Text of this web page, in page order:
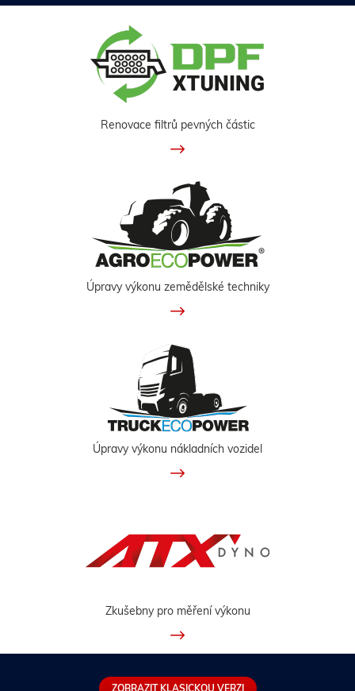
Renovace filtrů pevných částic
Úpravy výkonu zemědělské techniky
Úpravy výkonu nákladních vozidel
Zkušebny pro měření výkonu
ZOBRAZIT KLASICKOU VERZI